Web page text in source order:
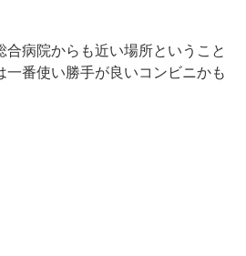
合病院からも近い場所ということ
一番使い勝手が良いコンビニかも